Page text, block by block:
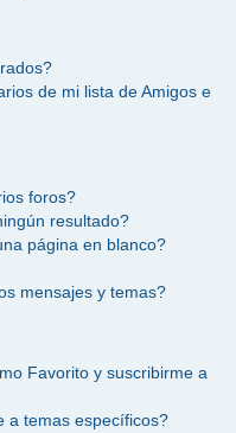
de mi lista de Amigos e
foros?
resultado?
página en blanco?
mensajes y temas?
Favorito y suscribirme a
a temas específicos?